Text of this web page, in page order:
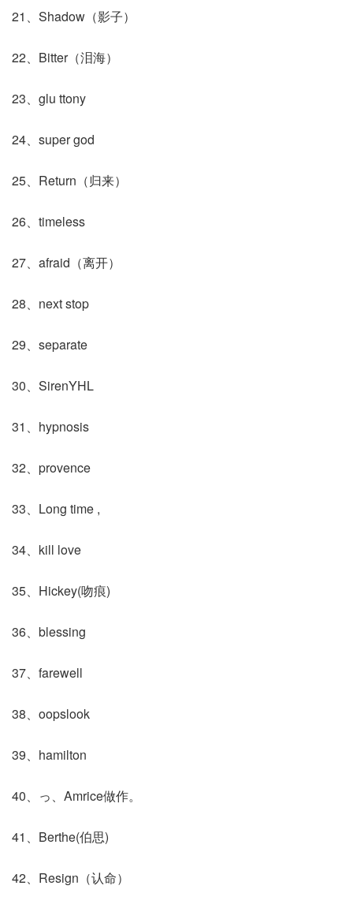
21、Shadow（影子）
22、Bitter（泪海）
23、glu ttony
24、super god
25、Return（归来）
26、timeless
27、afraid（离开）
28、next stop
29、separate
30、SirenYHL
31、hypnosis
32、provence
33、Long time ,
34、kill love
35、Hickey(吻痕)
36、blessing
37、farewell
38、oopslook
39、hamilton
40、っ、Amrice做作。
41、Berthe(伯思)
42、Resign（认命）